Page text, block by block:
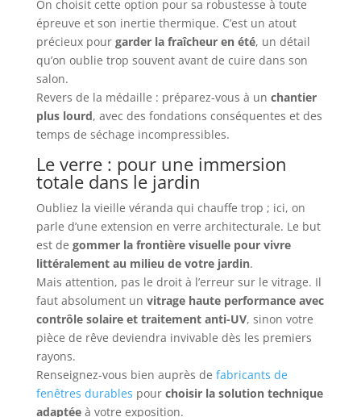
On choisit cette option pour sa robustesse à toute
épreuve et son inertie thermique. C’est un atout
précieux pour garder la fraîcheur en été, un détail
qu’on oublie trop souvent avant de cuire dans son
salon.
Revers de la médaille : préparez-vous à un chantier
plus lourd, avec des fondations conséquentes et des
temps de séchage incompressibles.
Le verre : pour une immersion
totale dans le jardin
Oubliez la vieille véranda qui chauffe trop ; ici, on
parle d’une extension en verre architecturale. Le but
est de gommer la frontière visuelle pour vivre
littéralement au milieu de votre jardin.
Mais attention, pas le droit à l’erreur sur le vitrage. Il
faut absolument un vitrage haute performance avec
contrôle solaire et traitement anti-UV, sinon votre
pièce de rêve deviendra invivable dès les premiers
rayons.
Renseignez-vous bien auprès de fabricants de
fenêtres durables pour choisir la solution technique
adaptéeà votre exposition.